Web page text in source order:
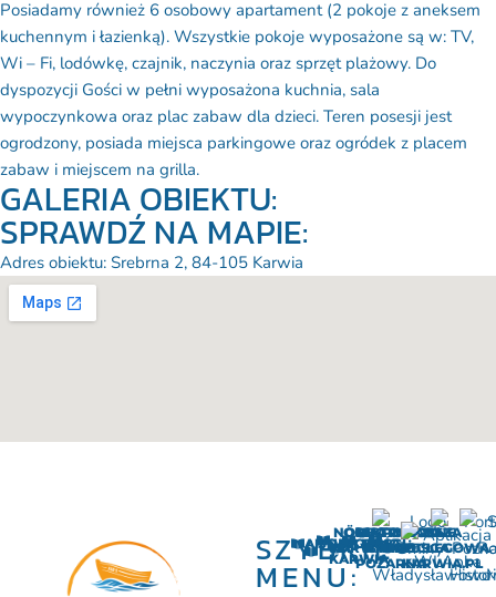
Posiadamy również 6 osobowy apartament (2 pokoje z aneksem
kuchennym i łazienką). Wszystkie pokoje wyposażone są w: TV,
Wi – Fi, lodówkę, czajnik, naczynia oraz sprzęt plażowy. Do
dyspozycji Gości w pełni wyposażona kuchnia, sala
wypoczynkowa oraz plac zabaw dla dzieci. Teren posesji jest
ogrodzony, posiada miejsca parkingowe oraz ogródek z placem
zabaw i miejscem na grilla.
GALERIA OBIEKTU:
SPRAWDŹ NA MAPIE:
Adres obiektu: Srebrna 2, 84-105 Karwia
SZYBKIE
MENU:
AKTUALNOŚCI
SOŁECTWO
KARWIA
NÖRDA
KARWIA
OCHOTNICZA
STRAŻ
POŻARNA
HISTORIA
KARWI
ATRAKCJE
POMOCNE
MIEJSCA
BAZA
NOCLEGOWA
KARWIA.PL